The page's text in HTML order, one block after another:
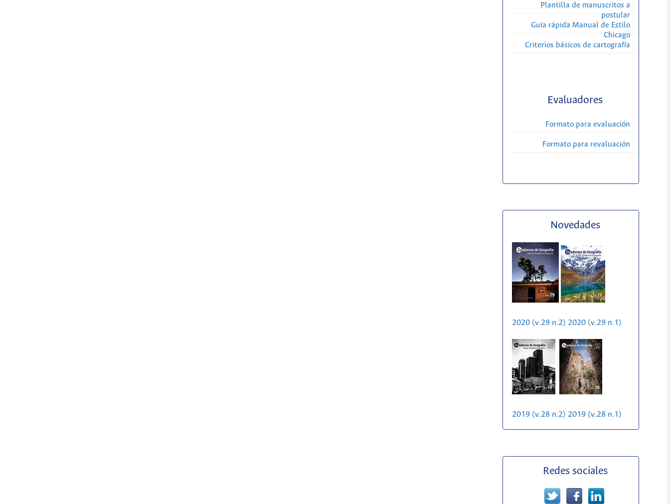
Plantilla de manuscritos a
postular
Guía rápida Manual de Estilo
Chicago
Criterios básicos de cartografía
Evaluadores
Formato para evaluación
Formato para revaluación
Novedades
2020 (v.29 n.2) 2020 (v.29 n.1)
2019 (v.28 n.2) 2019 (v.28 n.1)
Redes sociales